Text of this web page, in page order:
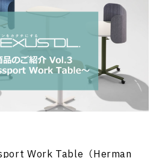
Work Table（Herman